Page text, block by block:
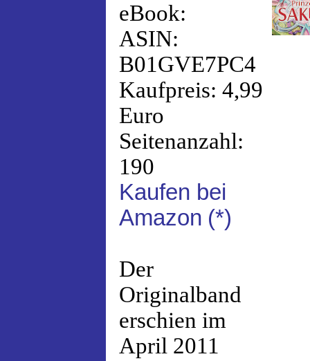
eBook:
ASIN:
B01GVE7PC4
Kaufpreis: 4,99
Euro
Seitenanzahl:
190
Kaufen bei
Amazon (*)
Der
Originalband
erschien im
April 2011